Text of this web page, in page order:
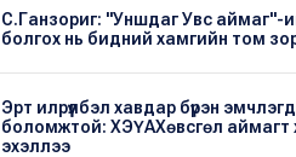
С.Ганзориг: "Уншдаг Увс аймаг"-
болгох нь бидний хамгийн том
Эрт илрүүлбэл хавдар бүрэн
боломжтой: ХЭҮА​Хөвсгөл аймагт
эхэллээ